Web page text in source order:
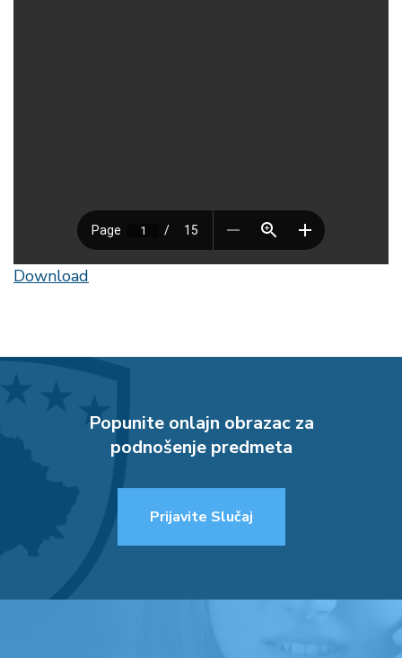
Download
Popunite onlajn obrazac za
podnošenje predmeta
Prijavite Slučaj